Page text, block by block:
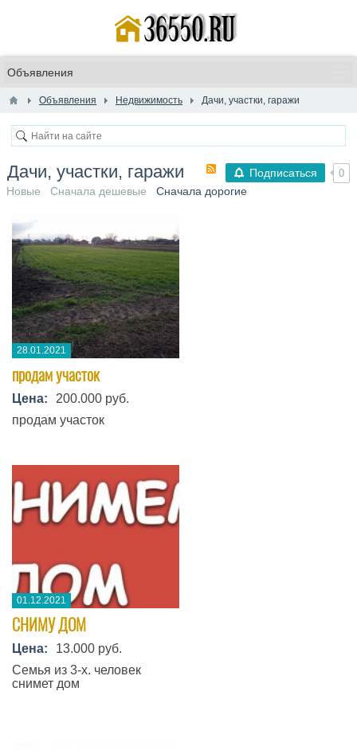
Объявления Недвижимость Дачи, участки, гаражи
Подписаться 0
Дачи, участки, гаражи
Новые Сначала дешевые Сначала дорогие
28.01.2021
продам участок
Цена:
200.000 руб.
продам участок
01.12.2021
СНИМУ ДОМ
Цена:
13.000 руб.
Семья из 3-х. человек
снимет дом